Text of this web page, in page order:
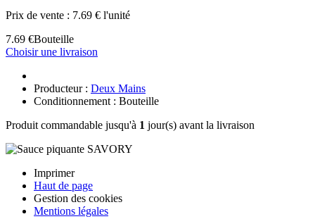
Prix de vente : 7.69 € l'unité
7.69 €Bouteille
Choisir une livraison
Producteur : Deux Mains
Conditionnement : Bouteille
Produit commandable jusqu'à 1 jour(s) avant la livraison
Imprimer
Haut de page
Gestion des cookies
Mentions légales